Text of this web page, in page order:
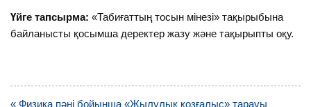
Үйге тапсырма:«Табиғаттың тосын мінезі» тақырыбына
байланысты қосымша деректер жазу және тақырыпты оқу.
Навигация
« Физика пәні бойынша «Жылулық қозғалыс» тарауы